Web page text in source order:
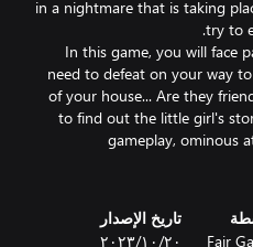
in a nightmare that is taking
In this game, you will face
need to defeat on your way
of your house... Are they
to find out the little girl's
gameplay, ominous
Fair
تاريخ الإصدار
٢٠‏/١٠‏/٢٠٢٣